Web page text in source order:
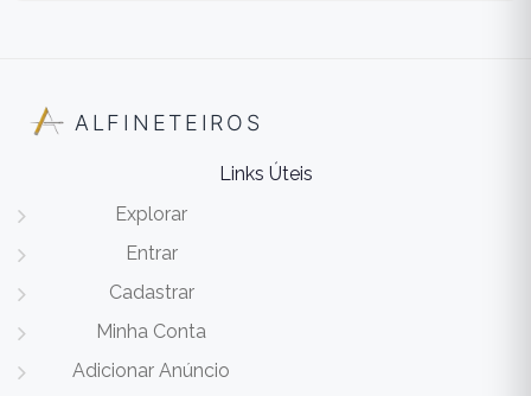
ALFINETEIROS
Links Úteis
Explorar
Entrar
Cadastrar
Minha Conta
Adicionar Anúncio